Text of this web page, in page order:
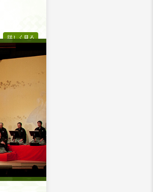
詳しく見る